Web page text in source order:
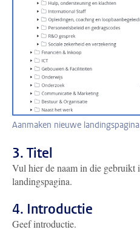
Aanmaken nieuwe landingspagina
3. Titel
Vul hier de naam in die gebruikt
landingspagina.
4. Introductie
Geef introductie.